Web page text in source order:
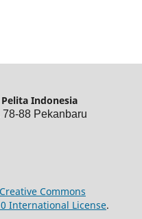
Indonesia
88 Pekanbaru
Creative Commons
International License.